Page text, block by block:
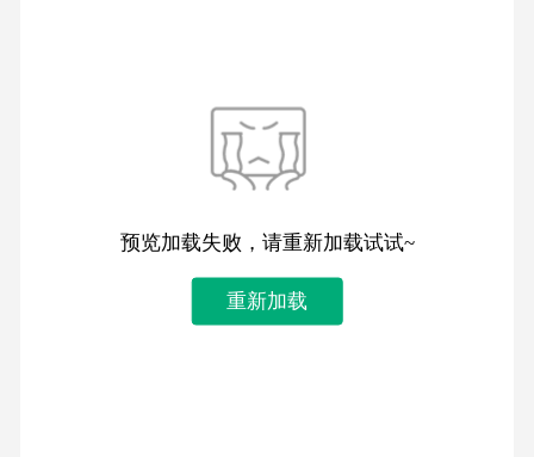
预览加载失败，请重新加载试试~
重新加载